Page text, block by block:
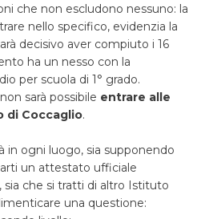
che non escludono nessuno: la
nello specifico, evidenzia la
decisivo aver compiuto i 16
ha un nesso con la
per scuola di 1° grado.
sarà possibile entrare alle
di Coccaglio.
in ogni luogo, sia supponendo
un attestato ufficiale
sia che si tratti di altro Istituto
una questione: